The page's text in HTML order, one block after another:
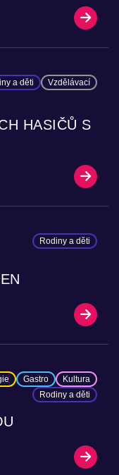
a děti Vzdělávací
HASIČŮ S
Rodiny a děti
Gastro
Kultura
Rodiny a děti